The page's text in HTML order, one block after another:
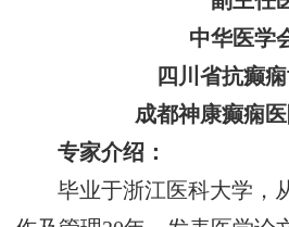
中华医学
四川省抗癫
成都神康癫痫
专家介绍：
毕业于浙江医科大学，